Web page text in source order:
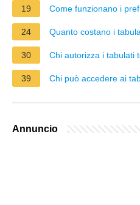
19 Come funzionano i
24 Quanto costano i
30 Chi autorizza i tabulati
39 Chi può accedere ai
Annuncio